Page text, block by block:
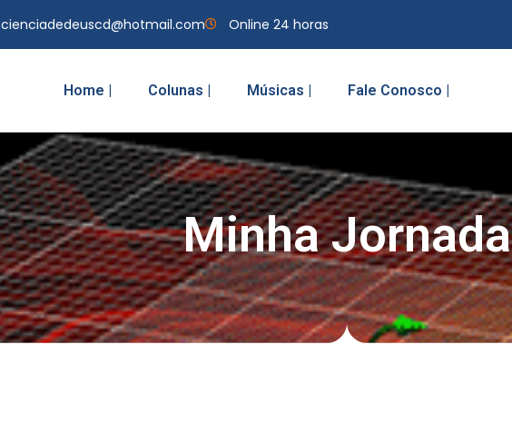
cienciadedeuscd@hotmail.com Online 24 horas
Home | Colunas | Músicas | Fale Conosco |
Minha Jornada